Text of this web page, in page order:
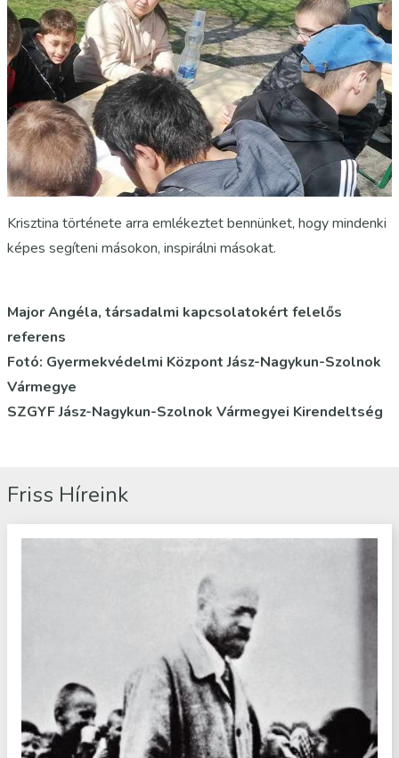
Krisztina története arra emlékeztet bennünket, hogy mindenki
képes segíteni másokon, inspirálni másokat.
Major Angéla, társadalmi kapcsolatokért felelős
referens
Fotó: Gyermekvédelmi Központ Jász-Nagykun-Szolnok
Vármegye
SZGYF Jász-Nagykun-Szolnok Vármegyei Kirendeltség
Friss Híreink